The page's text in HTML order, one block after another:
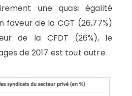
une quasi égalité
faveur de la CGT (26,77%)
de la CFDT (26%), le
de 2017 est tout autre.